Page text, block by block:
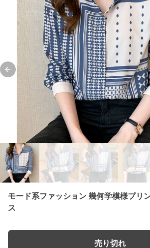
Previous slide
モード系ファッション 幾何学模様プリ
ス
売り切れ